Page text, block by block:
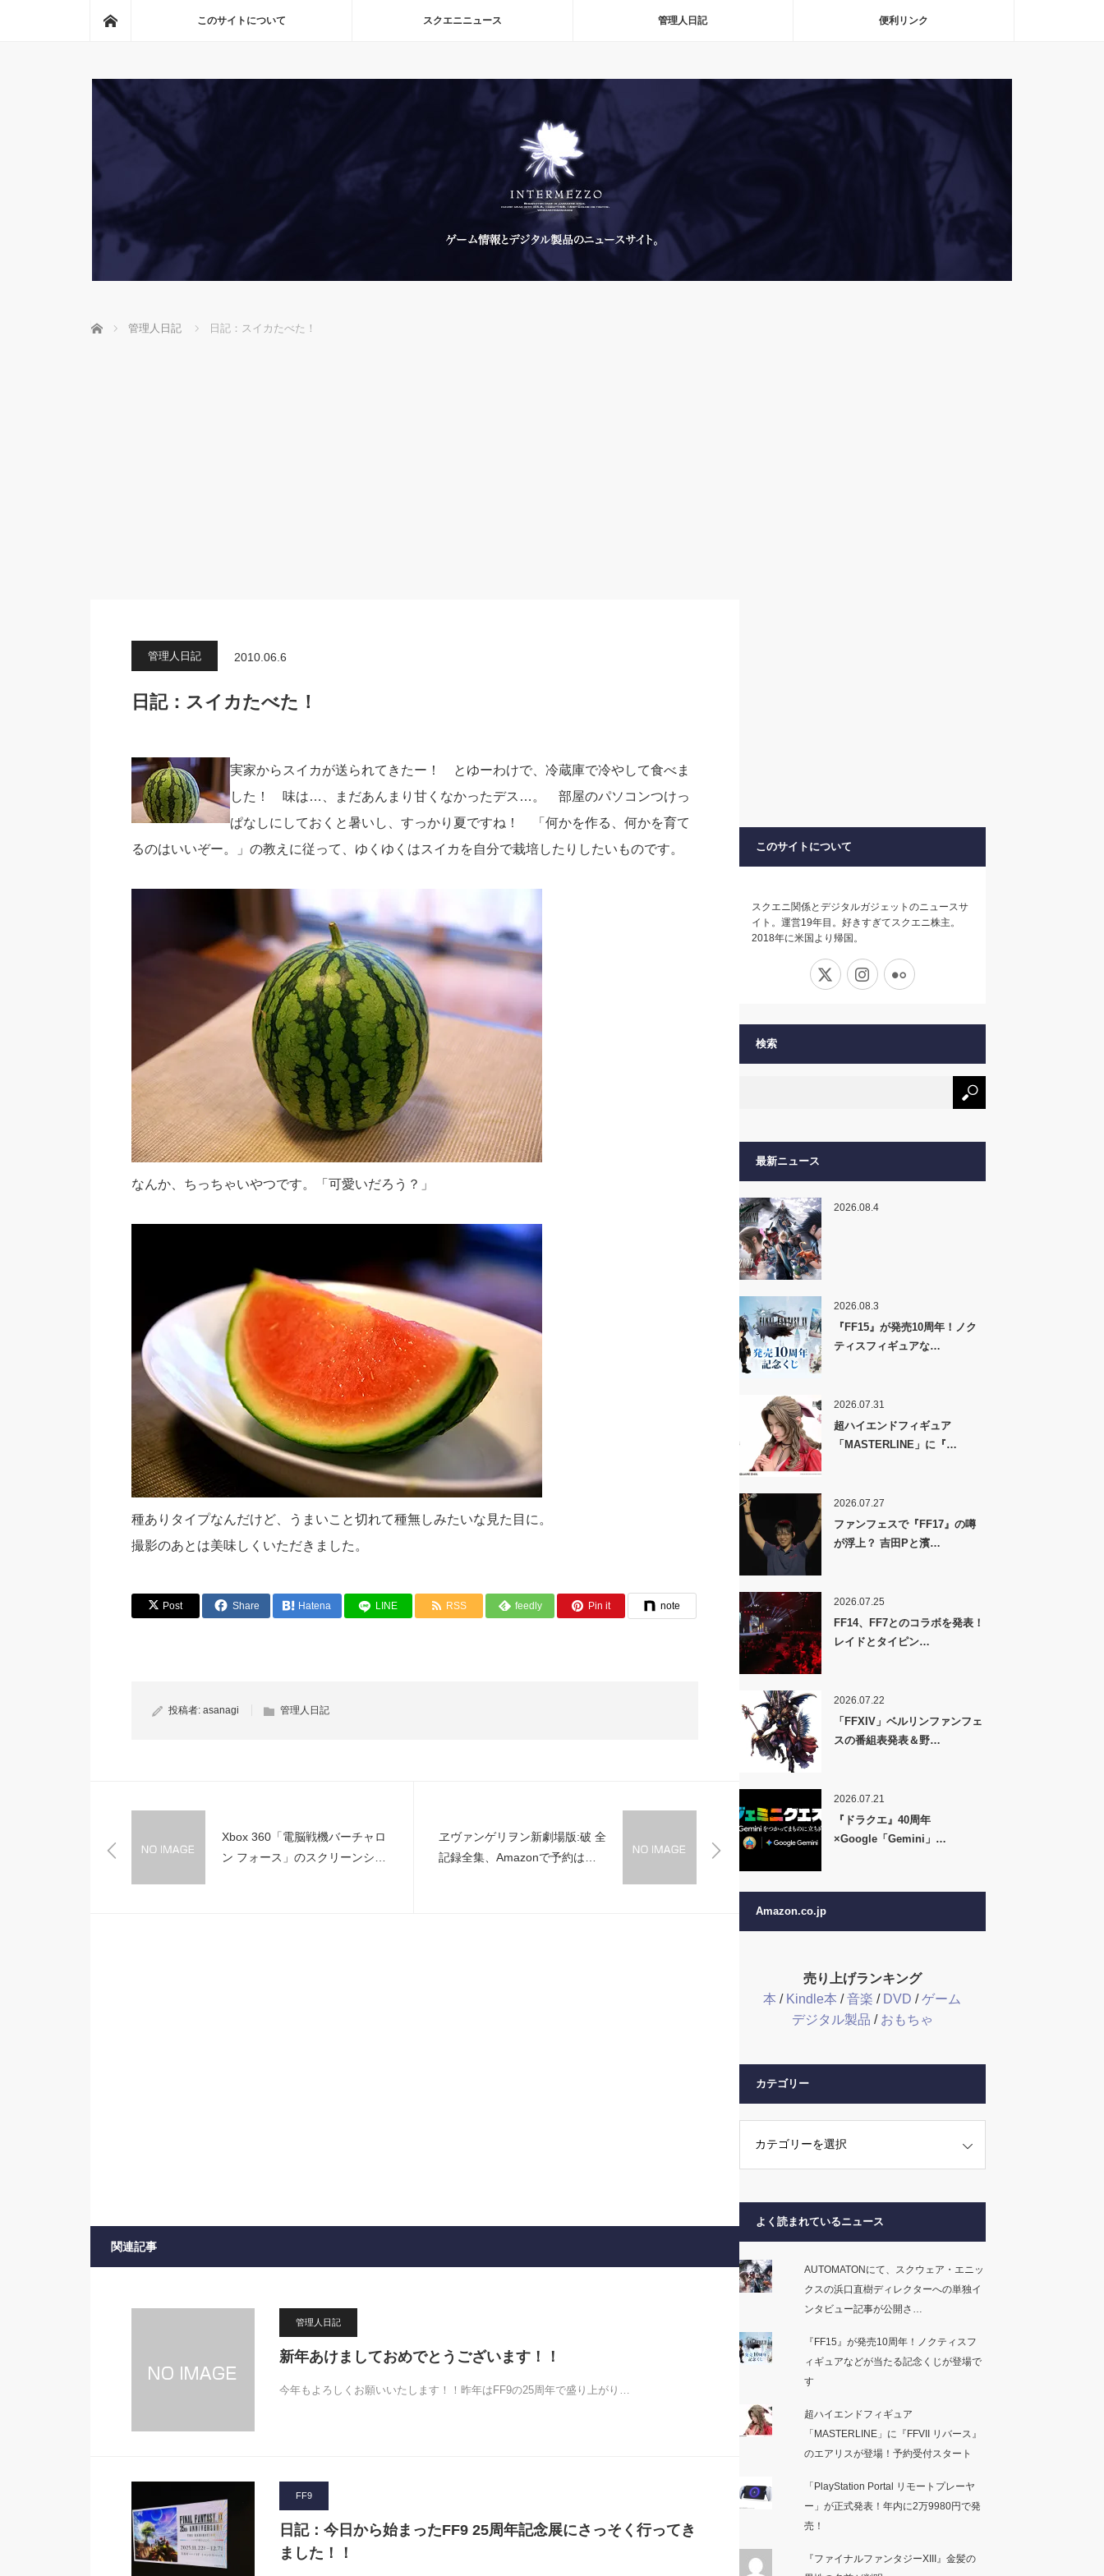
このサイトについて スクエニニュース 管理人日記 便利リンク
ホーム 管理人日記 日記：スイカたべた！
管理人日記 2010.06.6
日記：スイカたべた！
実家からスイカが送られてきたー！ とゆーわけで、冷蔵庫で冷やして食べま
した！ 味は…、まだあんまり甘くなかったデス…。 部屋のパソコンつけっ
ぱなしにしておくと暑いし、すっかり夏ですね！ 「何かを作る、何かを育て
るのはいいぞー。」の教えに従って、ゆくゆくはスイカを自分で栽培したりしたいものです。
なんか、ちっちゃいやつです。「可愛いだろう？」
種ありタイプなんだけど、うまいこと切れて種無しみたいな見た目に。
撮影のあとは美味しくいただきました。
Post Share Hatena LINE RSS feedly Pin it note
投稿者: asanagi 管理人日記
Xbox 360「電脳戦機バーチャロ
ン フォース」のスクリーンショ
ヱヴァンゲリヲン新劇場版:破 全
記録全集、Amazonで予約はじ
関連記事
管理人日記
新年あけましておめでとうございます！！
今年もよろしくお願いいたします！！昨年はFF9の25周年で盛り上がり…
FF9
日記：今日から始まったFF9 25周年記念展にさっそく行ってき
ました！！
このサイトについて
スクエニ関係とデジタルガジェットのニュースサ
イト。運営19年目。好きすぎてスクエニ株主。
2018年に米国より帰国。
Instagram
検索
最新ニュース
2026.08.4
2026.08.3
『FF15』が発売10周年！ノク
ティスフィギュアな…
2026.07.31
超ハイエンドフィギュア
「MASTERLINE」に『…
2026.07.27
ファンフェスで『FF17』の噂
が浮上？ 吉田Pと濱…
2026.07.25
FF14、FF7とのコラボを発表！
レイドとタイピン…
2026.07.22
「FFXIV」ベルリンファンフェ
スの番組表発表＆野…
2026.07.21
『ドラクエ』40周年
×Google「Gemini」…
Amazon.co.jp
売り上げランキング
本 / Kindle本 /音楽 / DVD /ゲーム
デジタル製品 / おもちゃ
カテゴリー
よく読まれているニュース
AUTOMATONにて、スクウェア・エニッ
クスの浜口直樹ディレクターへの単独イ
ンタビュー記事が公開さ…
『FF15』が発売10周年！ノクティスフ
ィギュアなどが当たる記念くじが登場で
す
超ハイエンドフィギュア
「MASTERLINE」に『FFVII リバース』
のエアリスが登場！予約受付スタート
「PlayStation Portal リモートプレーヤ
ー」が正式発表！年内に2万9980円で発
売！
『ファイナルファンタジーXIII』金髪の